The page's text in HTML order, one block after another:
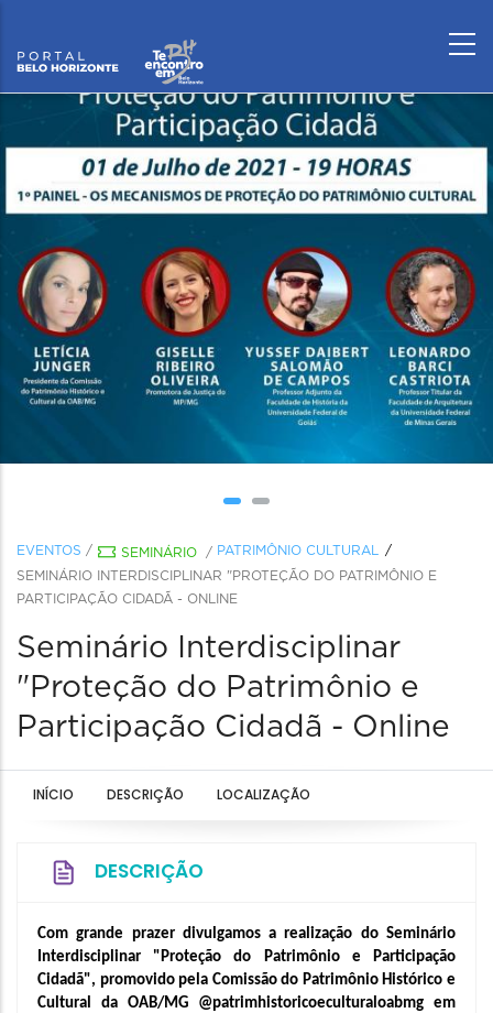
EVENTOS / SEMINÁRIO / PATRIMÔNIO CULTURAL
SEMINÁRIO INTERDISCIPLINAR "PROTEÇÃO DO PATRIMÔNIO E
PARTICIPAÇÃO CIDADÃ - ONLINE
Seminário Interdisciplinar
"Proteção do Patrimônio e
Participação Cidadã - Online
INÍCIO DESCRIÇÃO LOCALIZAÇÃO
DESCRIÇÃO
Com grande prazer divulgamos a realização do Seminário
Interdisciplinar "Proteção do Patrimônio e Participação
Cidadã", promovido pela Comissão do Patrimônio Histórico e
Cultural da OAB/MG @patrimhistoricoeculturaloabmg em